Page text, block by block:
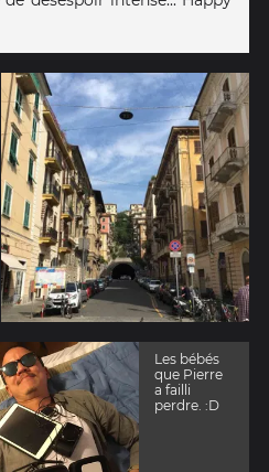
Les bébés
que Pierre
a failli
perdre. :D